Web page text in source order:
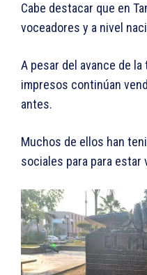
Cabe destacar que en
voceadores y a nivel
A pesar del avance de
impresos continúan
antes.
Muchos de ellos han
sociales para para estar